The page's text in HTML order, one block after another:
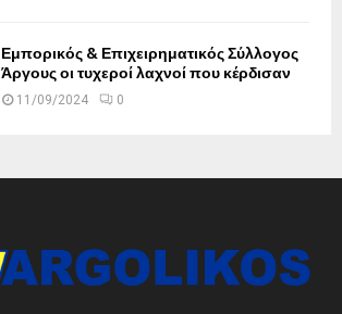
Εμπορικός & Επιχειρηματικός Σύλλογος
Άργους οι τυχεροί λαχνοί που κέρδισαν
11/09/2024 0